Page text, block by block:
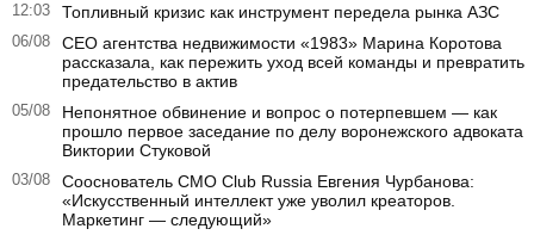
12:03 Топливный кризис как инструмент передела рынка АЗС
06/08
CEO агентства недвижимости «1983» Марина Коротова
рассказала, как пережить уход всей команды и превратить
предательство в актив
05/08
Непонятное обвинение и вопрос о потерпевшем — как
прошло первое заседание по делу воронежского адвоката
Виктории Стуковой
03/08
Сооснователь CMO Club Russia Евгения Чурбанова:
«Искусственный интеллект уже уволил креаторов.
Маркетинг — следующий»